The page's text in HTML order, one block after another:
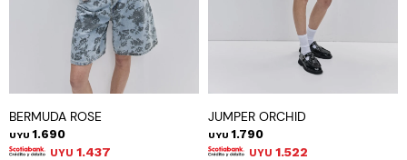
BERMUDA ROSE
UYU 1.690
UYU 1.437
JUMPER ORCHID
UYU 1.790
UYU 1.522